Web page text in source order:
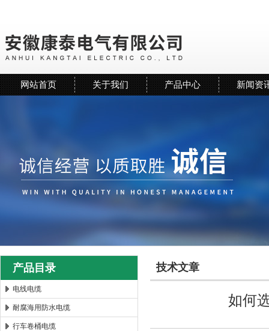
安徽康泰电气有限公司
网站首页 关于我们 产品中心 新闻资
产品目录
电线电缆
耐腐海用防水电缆
行车卷桶电缆
技术文章
如何